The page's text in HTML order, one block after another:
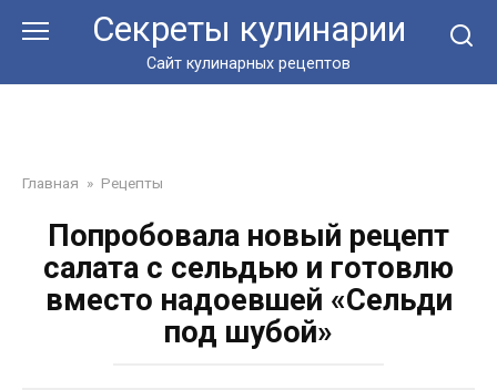
Секреты кулинарии
Сайт кулинарных рецептов
Главная » Рецепты
Попробовала новый рецепт
салата с сельдью и готовлю
вместо надоевшей «Сельди
под шубой»